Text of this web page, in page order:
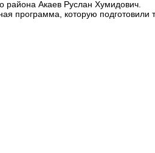
района Акаев Руслан Хумидович.
программа, которую подготовили